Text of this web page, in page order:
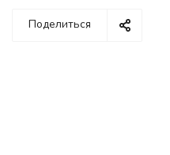
Поделиться